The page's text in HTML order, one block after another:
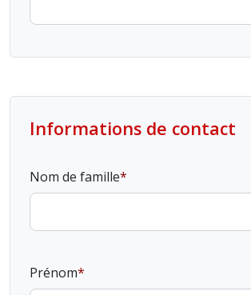
Informations de contact
Nom de famille
Prénom